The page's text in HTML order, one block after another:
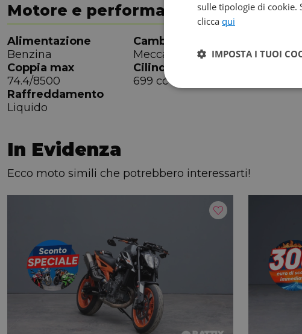
Motore e performance
Alimentazione
Benzina
Cambio
Meccanico
6
Coppia max
74.4/8500
Cilindrata
699 cc
Raffreddamento
Liquido
In Evidenza
Ecco moto simili che potrebbero interessarti!
sulle tipologie di cookie.
clicca qui
IMPOSTA I TUOI